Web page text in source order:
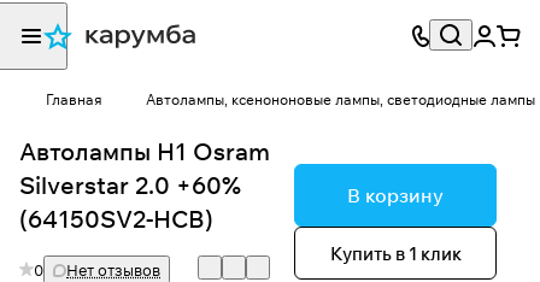
Главная Автолампы, ксенононовые лампы, светодиодные лампы
Автолампы H1 Osram
Silverstar 2.0 +60%
(64150SV2-HCB)
0
Нет отзывов
В корзину
Купить в 1 клик